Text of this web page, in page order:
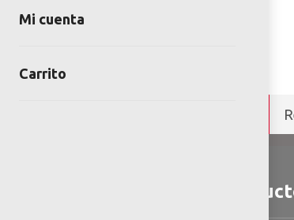
Detalles del
Mi cuenta
Carrito